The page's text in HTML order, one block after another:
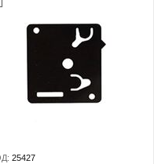
25427